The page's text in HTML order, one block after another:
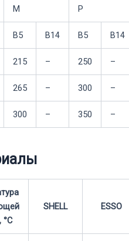
M P
B5 B14 B5 B14
215 – 250 –
265 – 300 –
300 – 350 –
°С
SHELL ESSO